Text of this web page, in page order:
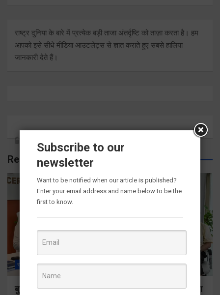
राष्ट्र दुनिया के बारे में प्रत्येक बड़ी ताजा अंतर्दृष्टि को ताज़ा करता है। हम
आपको इसे सीधे मीडिया आउटलेट्स से ज्ञात कराते हुए सबसे हालिया
जानकारी देते हैं।
Related Posts
राज्य ALL देहरादून
बुजुर्ग-दिव्यांगों के घर जाएंगे बीएलओ, करेंगे नोटिसों का निस्तारण
Subscribe to our
newsletter
Want to be notified when our article is published?
Enter your email address and name below to be the
first to know.